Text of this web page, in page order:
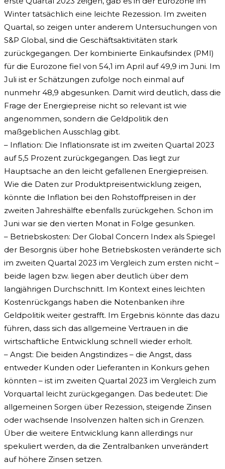
Winter tatsächlich eine leichte Rezession. Im zweiten
Quartal, so zeigen unter anderem Untersuchungen von
S&P Global, sind die Geschäftsaktivitäten stark
zurückgegangen. Der kombinierte Einkaufsindex (PMI)
für die Eurozone fiel von 54,1 im April auf 49,9 im Juni. Im
Juli ist er Schätzungen zufolge noch einmal auf
nunmehr 48,9 abgesunken. Damit wird deutlich, dass die
Frage der Energiepreise nicht so relevant ist wie
angenommen, sondern die Geldpolitik den
maßgeblichen Ausschlag gibt.
– Inflation: Die Inflationsrate ist im zweiten Quartal 2023
auf 5,5 Prozent zurückgegangen. Das liegt zur
Hauptsache an den leicht gefallenen Energiepreisen.
Wie die Daten zur Produktpreisentwicklung zeigen,
könnte die Inflation bei den Rohstoffpreisen in der
zweiten Jahreshälfte ebenfalls zurückgehen. Schon im
Juni war sie den vierten Monat in Folge gesunken.
– Betriebskosten: Der Global Concern Index als Spiegel
der Besorgnis über hohe Betriebskosten veränderte sich
im zweiten Quartal 2023 im Vergleich zum ersten nicht –
beide lagen bzw. liegen aber deutlich über dem
langjährigen Durchschnitt. Im Kontext eines leichten
Kostenrückgangs haben die Notenbanken ihre
Geldpolitik weiter gestrafft. Im Ergebnis könnte das dazu
führen, dass sich das allgemeine Vertrauen in die
wirtschaftliche Entwicklung schnell wieder erholt.
– Angst: Die beiden Angstindizes – die Angst, dass
entweder Kunden oder Lieferanten in Konkurs gehen
könnten – ist im zweiten Quartal 2023 im Vergleich zum
Vorquartal leicht zurückgegangen. Das bedeutet: Die
allgemeinen Sorgen über Rezession, steigende Zinsen
oder wachsende Insolvenzen halten sich in Grenzen.
Über die weitere Entwicklung kann allerdings nur
spekuliert werden, da die Zentralbanken unverändert
auf höhere Zinsen setzen.